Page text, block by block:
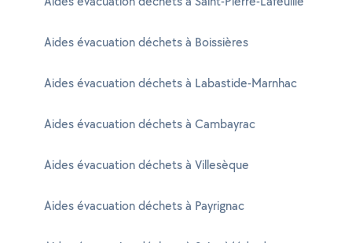
Aides évacuation déchets à Boissières
Aides évacuation déchets à Labastide-Marnhac
Aides évacuation déchets à Cambayrac
Aides évacuation déchets à Villesèque
Aides évacuation déchets à Payrignac